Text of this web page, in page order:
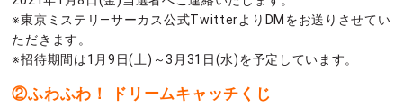
※東京ミステリ―サーカス公式TwitterよりDMをお送りさせてい
ただきます。
※招待期間は1月9日(土)～3月31日(水)を予定しています。
②ふわふわ！ ドリームキャッチくじ